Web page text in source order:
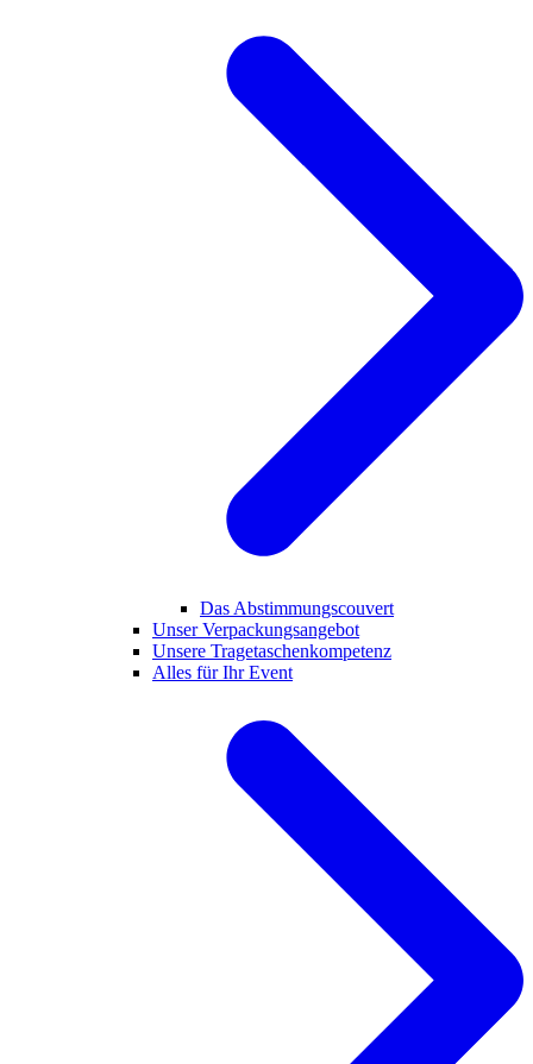
Das Abstimmungscouvert
Unser Verpackungsangebot
Unsere Tragetaschenkompetenz
Alles für Ihr Event